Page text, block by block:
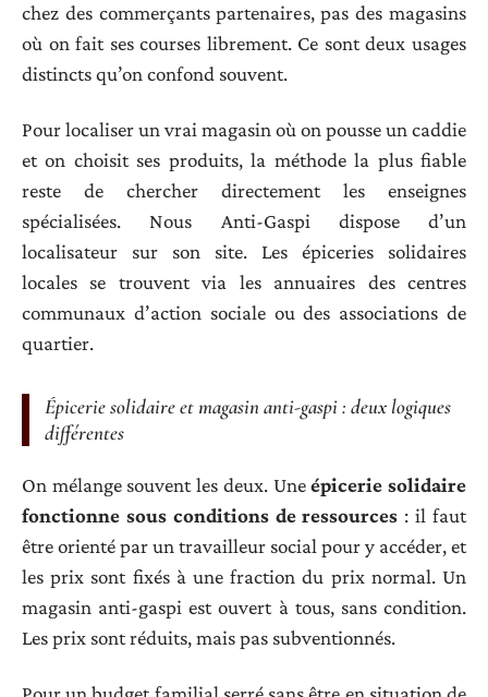
chez des commerçants partenaires, pas des magasins
où on fait ses courses librement. Ce sont deux usages
distincts qu’on confond souvent.
Pour localiser un vrai magasin où on pousse un caddie
et on choisit ses produits, la méthode la plus fiable
reste de chercher directement les enseignes
spécialisées. Nous Anti-Gaspi dispose d’un
localisateur sur son site. Les épiceries solidaires
locales se trouvent via les annuaires des centres
communaux d’action sociale ou des associations de
quartier.
Épicerie solidaire et magasin anti-gaspi : deux logiques
différentes
On mélange souvent les deux. Uneépicerie solidaire
fonctionne sous conditions de ressources : il faut
être orienté par un travailleur social pour y accéder, et
les prix sont fixés à une fraction du prix normal. Un
magasin anti-gaspi est ouvert à tous, sans condition.
Les prix sont réduits, mais pas subventionnés.